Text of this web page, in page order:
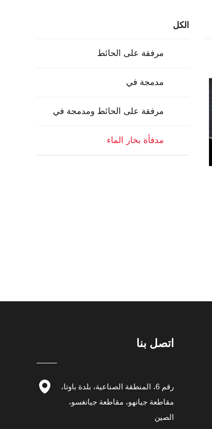
الكل
مرفقة على الحائط
مدمجة في
مرفقة على الحائط ومدمجة في
مدفأة بخار الماء
اتصل بنا
رقم 6، المنطقة الصناعية، بلدة باوتا،
مقاطعة جيانهو، مقاطعة جيانغسو،
الصين